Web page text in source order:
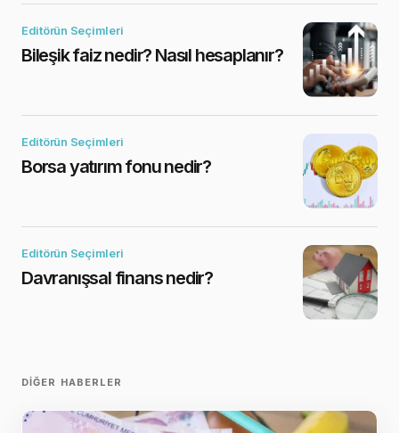
Editörün Seçimleri
Bileşik faiz nedir? Nasıl hesaplanır?
Editörün Seçimleri
Borsa yatırım fonu nedir?
Editörün Seçimleri
Davranışsal finans nedir?
DIĞER HABERLER